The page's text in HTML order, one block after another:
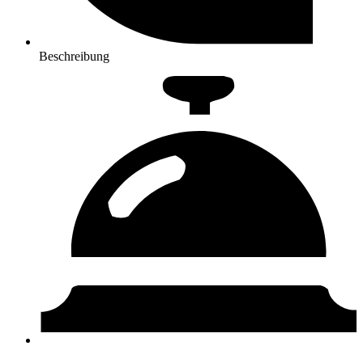
Beschreibung